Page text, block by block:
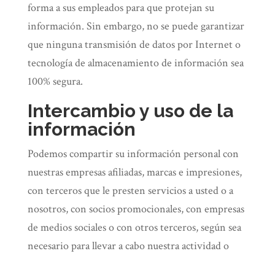
forma a sus empleados para que protejan su
información. Sin embargo, no se puede garantizar
que ninguna transmisión de datos por Internet o
tecnología de almacenamiento de información sea
100% segura.
Intercambio y uso de la
información
Podemos compartir su información personal con
nuestras empresas afiliadas, marcas e impresiones,
con terceros que le presten servicios a usted o a
nosotros, con socios promocionales, con empresas
de medios sociales o con otros terceros, según sea
necesario para llevar a cabo nuestra actividad o